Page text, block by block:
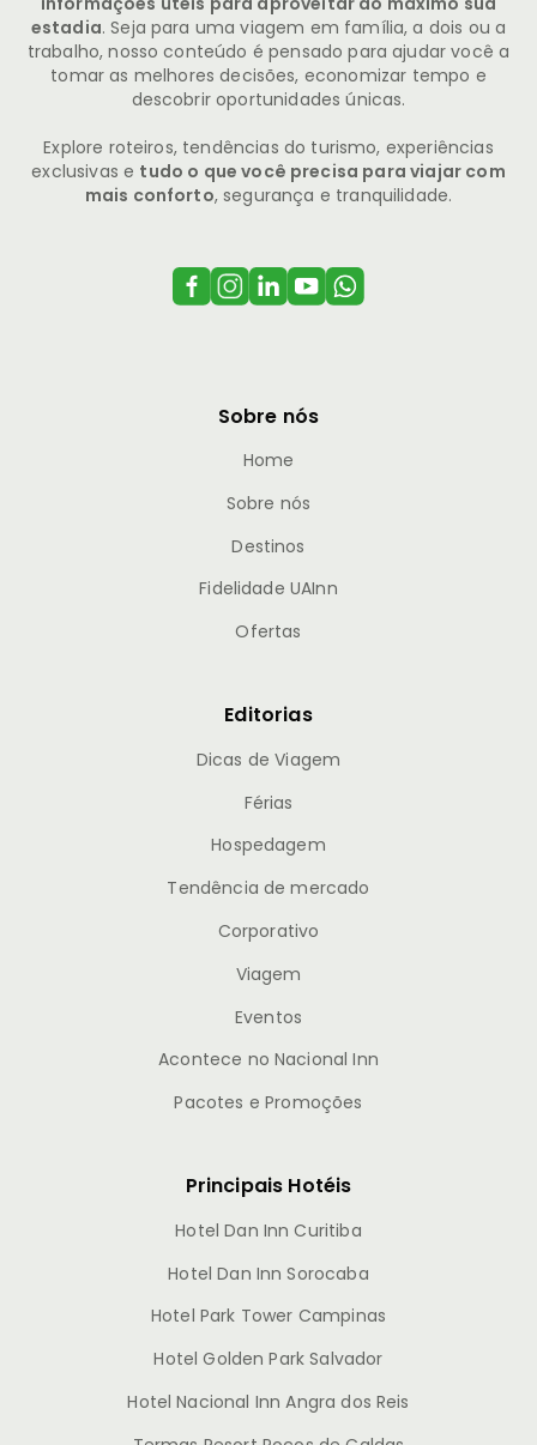
estadia. Seja para uma viagem em família, a dois ou a
trabalho, nosso conteúdo é pensado para ajudar você a
tomar as melhores decisões, economizar tempo e
descobrir oportunidades únicas.
Explore roteiros, tendências do turismo, experiências
exclusivas e tudo o que você precisa para viajar com
mais conforto, segurança e tranquilidade.
Sobre nós
Home
Sobre nós
Destinos
Fidelidade UAInn
Ofertas
Editorias
Dicas de Viagem
Férias
Hospedagem
Tendência de mercado
Corporativo
Viagem
Eventos
Acontece no Nacional Inn
Pacotes e Promoções
Principais Hotéis
Hotel Dan Inn Curitiba
Hotel Dan Inn Sorocaba
Hotel Park Tower Campinas
Hotel Golden Park Salvador
Hotel Nacional Inn Angra dos Reis